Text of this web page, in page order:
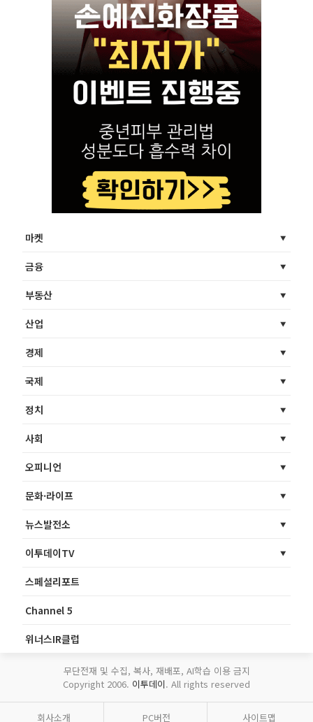
마켓
금융
부동산
산업
경제
국제
정치
사회
오피니언
문화·라이프
뉴스발전소
이투데이TV
스페셜리포트
Channel 5
위너스IR클럽
무단전재 및 수집, 복사, 재배포, AI학습 이용 금지
Copyright 2006. 이투데이. All rights reserved
회사소개 PC버전 사이트맵